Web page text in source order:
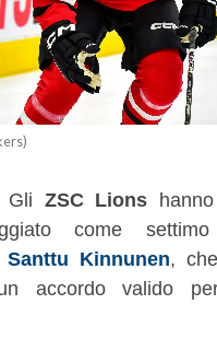
Gli ZSC Lions
come
Santtu Kinnunen,
accordo valido